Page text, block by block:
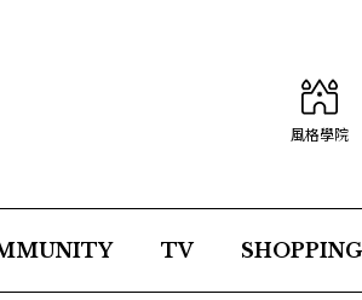
風格學院
TV SHOPPING